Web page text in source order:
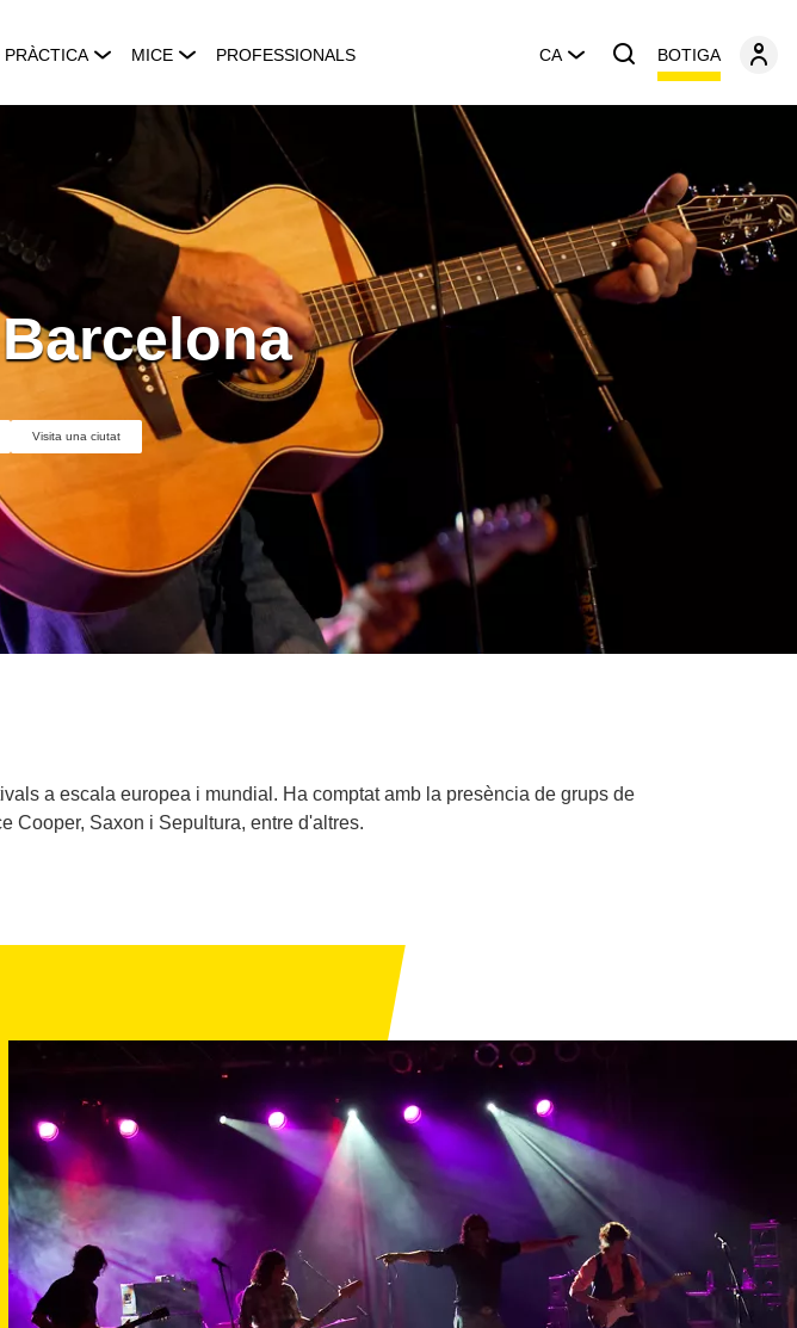
MICE PROFESSIONALS CA BOTIGA
Visita una ciutat
a escala europea i mundial. Ha comptat amb la presència de grups de
Cooper, Saxon i Sepultura, entre d'altres.